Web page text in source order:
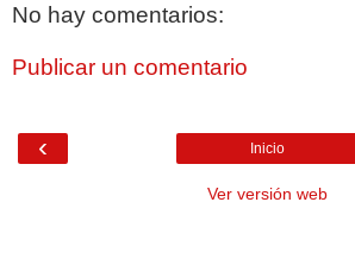
No hay comentarios:
Publicar un comentario
‹ Inicio
Ver versión web